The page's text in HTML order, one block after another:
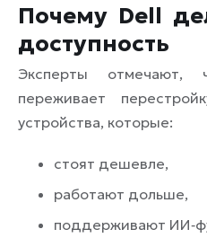
Почему Dell
доступность
Эксперты отмечают,
переживает
устройства, которые:
стоят дешевле,
работают дольше,
поддерживают